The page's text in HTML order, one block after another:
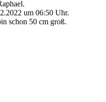
um 06:50 Uhr.
schon 50 cm groß.